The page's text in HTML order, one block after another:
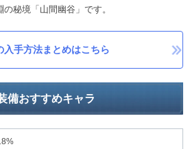
秘境「山間幽谷」です。
入手方法まとめはこちら
備おすすめキャラ